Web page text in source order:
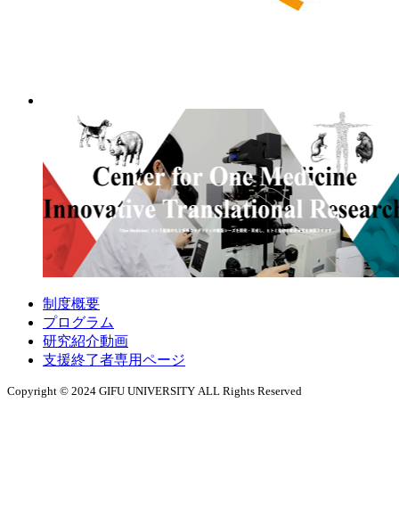
制度概要
プログラム
研究紹介動画
支援終了者専用ページ
Copyright © 2024 GIFU UNIVERSITY ALL Rights Reserved